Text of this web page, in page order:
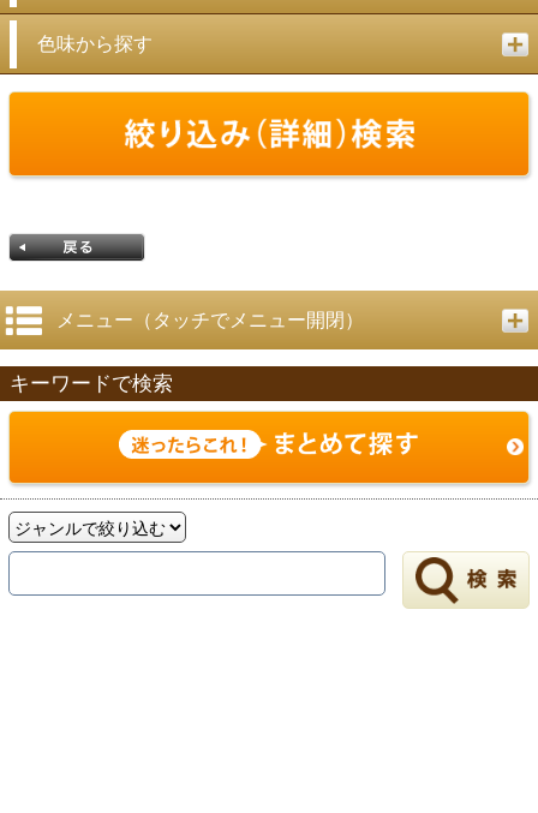
色味から探す
戻る
メニュー（タッチでメニュー開閉）
キーワードで検索